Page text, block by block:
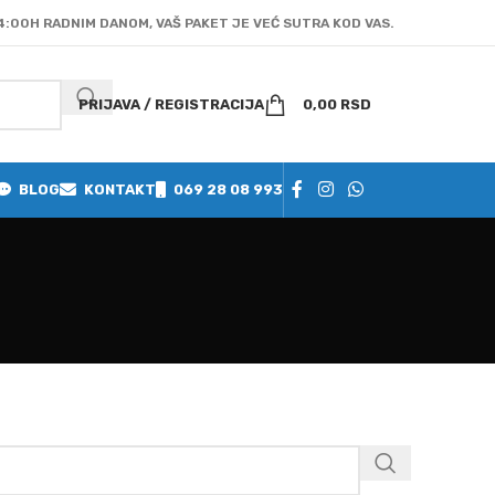
RADNIM DANOM, VAŠ PAKET JE VEĆ SUTRA KOD VAS.
PRIJAVA / REGISTRACIJA 0,00 RSD
BLOG KONTAKT 069 28 08 993